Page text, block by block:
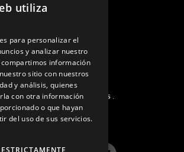
MÁS FRECUENTES.
utiliza
para personalizar el
y analizar nuestro
información
sitio con nuestros
y análisis, quienes
con otra información
o que hayan
del uso de sus servicios.